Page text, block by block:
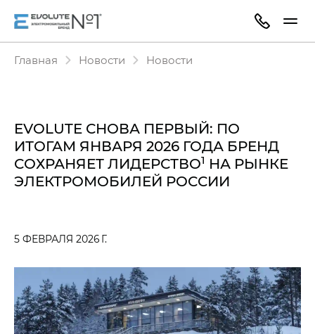
Главная Новости Новости
EVOLUTE СНОВА ПЕРВЫЙ: ПО
ИТОГАМ ЯНВАРЯ 2026 ГОДА БРЕНД
СОХРАНЯЕТ ЛИДЕРСТВО1 НА РЫНКЕ
ЭЛЕКТРОМОБИЛЕЙ РОССИИ
5 ФЕВРАЛЯ 2026 Г.